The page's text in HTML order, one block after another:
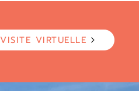
VISITE VIRTUELLE